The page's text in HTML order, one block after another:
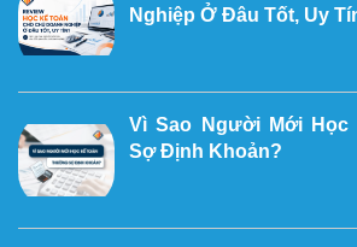
Nghiệp Ở Đâu Tốt, Uy
Vì Sao Người Mới Học
Sợ Định Khoản?